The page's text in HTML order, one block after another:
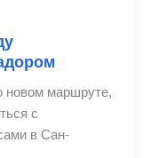
новом маршруте,
с
в Сан-